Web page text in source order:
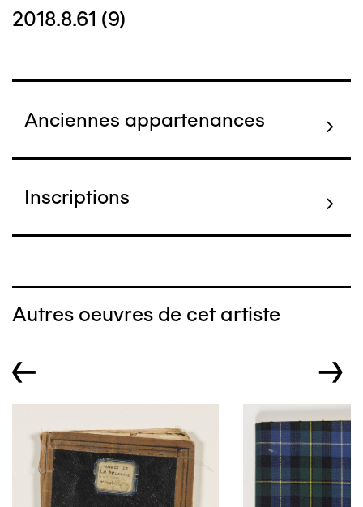
2018.8.61 (9)
Anciennes appartenances
Inscriptions
Autres oeuvres de cet artiste
← →